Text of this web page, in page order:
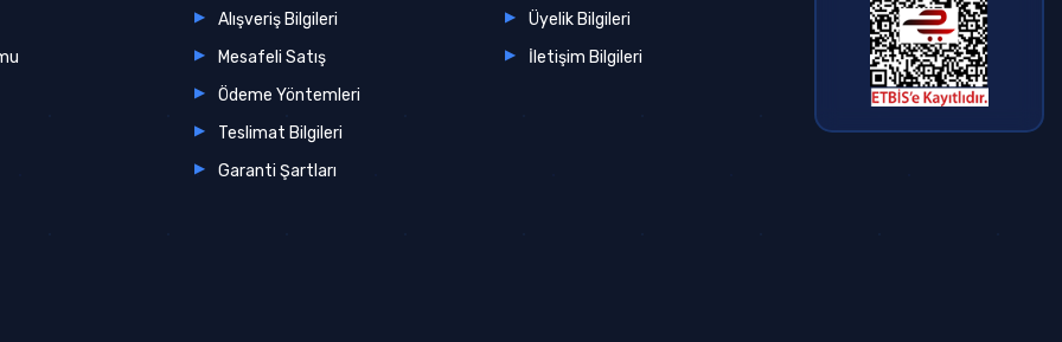
Alışveriş Bilgileri
Mesafeli Satış
Ödeme Yöntemleri
Teslimat Bilgileri
Garanti Şartları
Üyelik Bilgileri
İletişim Bilgileri